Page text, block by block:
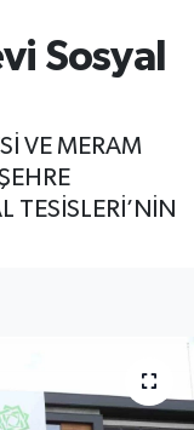
Sosyal
VE MERAM
TESİSLERİ’NİN